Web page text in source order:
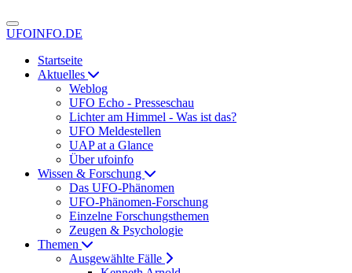
UFOINFO.DE
Startseite
Aktuelles
Weblog
UFO Echo - Presseschau
Lichter am Himmel - Was ist das?
UFO Meldestellen
UAP at a Glance
Über ufoinfo
Wissen & Forschung
Das UFO-Phänomen
UFO-Phänomen-Forschung
Einzelne Forschungsthemen
Zeugen & Psychologie
Themen
Ausgewählte Fälle